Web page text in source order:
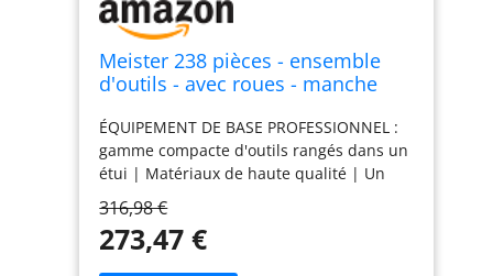
Meister 238 pièces - ensemble
d'outils - avec roues - manche
professionnelle remplie/boîte à
outils mobile sur roues/boîte à
outils complète avec outils/
8971480
ÉQUIPEMENT DE BASE PROFESSIONNEL :
gamme compacte d'outils rangés dans un
étui | Matériaux de haute qualité | Un
ÉTUI PRATIQUE : étui en aluminium avec
bords arrondis et protection des coins |
316,98 €
273,47 €